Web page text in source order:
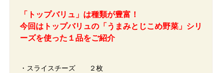
「トップバリュ」は種類が豊富！
今回はトップバリュの「うまみとじこめ野菜」シリ
ーズを使った１品をご紹介
・スライスチーズ ２枚